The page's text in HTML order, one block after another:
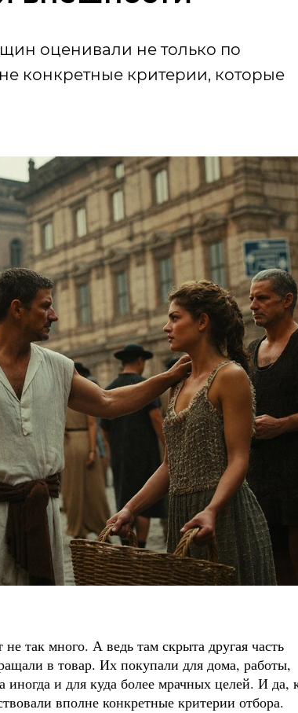
оценивали не только по
конкретные критерии, которые
так много. А ведь там скрыта другая часть
в товар. Их покупали для дома, работы,
иногда и для куда более мрачных целей. И да,
вполне конкретные критерии отбора.